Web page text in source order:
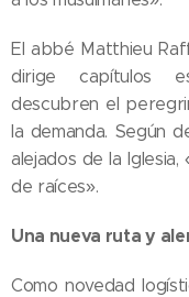
El abbé Matthieu
dirige capítulos
descubren el
la demanda. Según
alejados de la
de raíces».
Una nueva ruta y
Como novedad